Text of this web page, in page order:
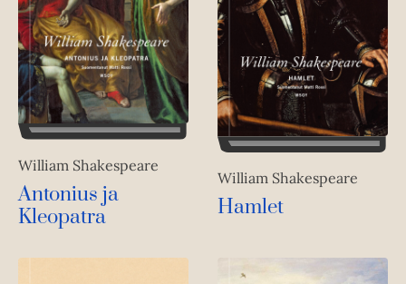
William Shakespeare
Antonius ja
Kleopatra
William Shakespeare
Hamlet